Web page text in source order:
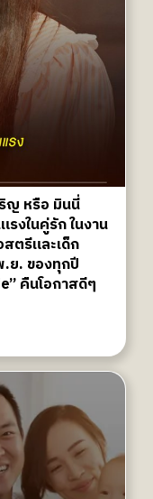
ญ หรือ มินนี่
งในคู่รัก ในงาน
ตรีและเด็ก
.ย. ของทุกปี
คืนโอกาสดีๆ